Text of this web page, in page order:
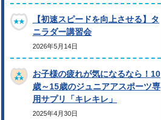
【初速スピードを向上させる】タ
ニラダー講習会
2026年5月14日
お子様の疲れが気になるなら！10
歳～15歳のジュニアアスポーツ専
用サプリ「キレキレ」
2025年4月30日